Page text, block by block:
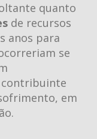
quanto
de recursos
anos para
se
em